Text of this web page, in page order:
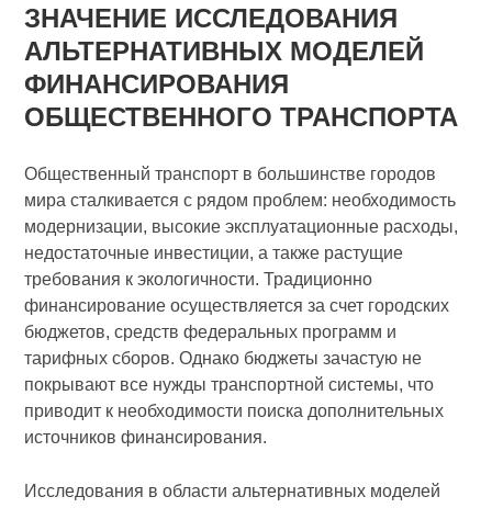
ЗНАЧЕНИЕ ИССЛЕДОВАНИЯ
АЛЬТЕРНАТИВНЫХ МОДЕЛЕЙ
ФИНАНСИРОВАНИЯ
ОБЩЕСТВЕННОГО ТРАНСПОРТА
Общественный транспорт в большинстве городов
мира сталкивается с рядом проблем: необходимость
модернизации, высокие эксплуатационные расходы,
недостаточные инвестиции, а также растущие
требования к экологичности. Традиционно
финансирование осуществляется за счет городских
бюджетов, средств федеральных программ и
тарифных сборов. Однако бюджеты зачастую не
покрывают все нужды транспортной системы, что
приводит к необходимости поиска дополнительных
источников финансирования.
Исследования в области альтернативных моделей